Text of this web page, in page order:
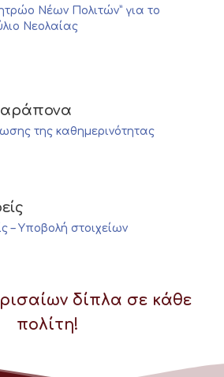
Νέων Πολιτών” για το
Νεολαίας
της καθημερινότητας
– Υποβολή στοιχείων
δίπλα σε κάθε
πολίτη!